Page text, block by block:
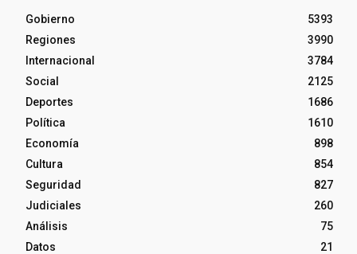
Gobierno
5393
Regiones
3990
Internacional
3784
Social
2125
Deportes
1686
Política
1610
Economía
898
Cultura
854
Seguridad
827
Judiciales
260
Análisis
75
Datos
21